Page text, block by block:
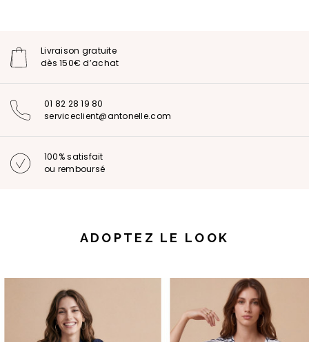
Livraison gratuite
dès 150€ d’achat
01 82 28 19 80
serviceclient@antonelle.com
100% satisfait
ou remboursé
ADOPTEZ LE LOOK